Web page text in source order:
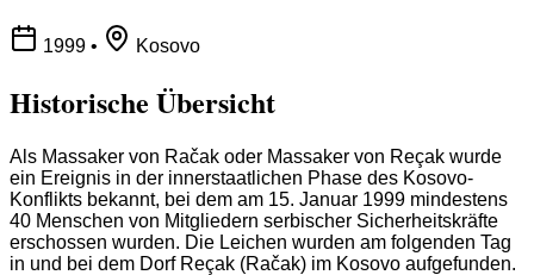
1999 • Kosovo
Historische Übersicht
Als Massaker von Račak oder Massaker von Reçak wurde
ein Ereignis in der innerstaatlichen Phase des Kosovo-
Konflikts bekannt, bei dem am 15. Januar 1999 mindestens
40 Menschen von Mitgliedern serbischer Sicherheitskräfte
erschossen wurden. Die Leichen wurden am folgenden Tag
in und bei dem Dorf Reçak (Račak) im Kosovo aufgefunden.